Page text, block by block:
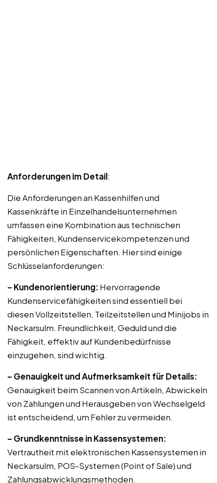
Anforderungen im Detail:
Die Anforderungen an Kassenhilfen und
Kassenkräfte in Einzelhandelsunternehmen
umfassen eine Kombination aus technischen
Fähigkeiten, Kundenservicekompetenzen und
persönlichen Eigenschaften. Hier sind einige
Schlüsselanforderungen:
– Kundenorientierung: Hervorragende
Kundenservicefähigkeiten sind essentiell bei
diesen Vollzeitstellen, Teilzeitstellen und Minijobs in
Neckarsulm. Freundlichkeit, Geduld und die
Fähigkeit, effektiv auf Kundenbedürfnisse
einzugehen, sind wichtig.
– Genauigkeit und Aufmerksamkeit für Details:
Genauigkeit beim Scannen von Artikeln, Abwickeln
von Zahlungen und Herausgeben von Wechselgeld
ist entscheidend, um Fehler zu vermeiden.
– Grundkenntnisse in Kassensystemen:
Vertrautheit mit elektronischen Kassensystemen in
Neckarsulm, POS-Systemen (Point of Sale) und
Zahlungsabwicklungsmethoden.